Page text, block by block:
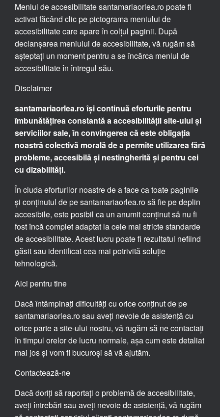
Meniul de accesibilitate santamariaorlea.ro poate fi
activat făcând clic pe pictograma meniului de
accesibilitate care apare în colțul paginii. După
declanșarea meniului de accesibilitate, vă rugăm să
așteptați un moment pentru a se încărca meniul de
accesibilitate în întregul său.
Disclaimer
santamariaorlea.ro își continuă eforturile pentru
îmbunătățirea constantă a accesibilității site-ului și
serviciilor sale, în convingerea că este obligația
noastră colectivă morală de a permite utilizarea fără
probleme, accesibilă și nestingherită și pentru cei
cu dizabilități.
În ciuda eforturilor noastre de a face ca toate paginile
și conținutul de pe santamariaorlea.ro să fie pe deplin
accesibile, este posibil ca un anumit conținut să nu fi
fost încă complet adaptat la cele mai stricte standarde
de accesibilitate. Acest lucru poate fi rezultatul nefiind
găsit sau identificat cea mai potrivită soluție
tehnologică.
Aici pentru tine
Dacă întâmpinați dificultăți cu orice conținut de pe
santamariaorlea.ro sau aveți nevoie de asistență cu
orice parte a site-ului nostru, vă rugăm să ne contactați
în timpul orelor de lucru normale, așa cum este detaliat
mai jos și vom fi bucuroși să vă ajutăm.
Contactează-ne
Dacă doriți să raportați o problemă de accesibilitate,
aveți întrebări sau aveți nevoie de asistență, vă rugăm